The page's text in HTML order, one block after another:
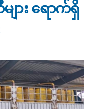
ျား ရောက်ရှိ